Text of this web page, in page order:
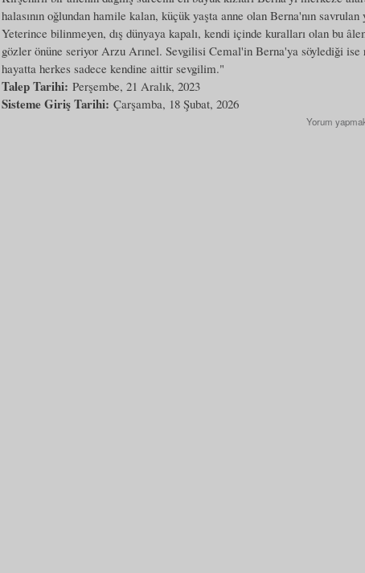
halasının oğlundan hamile kalan, küçük yaşta anne olan Berna'nın savrulan
Yeterince bilinmeyen, dış dünyaya kapalı, kendi içinde kuralları olan bu
gözler önüne seriyor Arzu Arınel. Sevgilisi Cemal'in Berna'ya söylediği ise
hayatta herkes sadece kendine aittir sevgilim."
Talep Tarihi: Perşembe, 21 Aralık, 2023
Sisteme Giriş Tarihi: Çarşamba, 18 Şubat, 2026
Yorum